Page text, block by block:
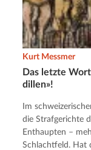
Das letzte
dillen»!
Kurt Messmer
Im
die Strafgerichte
Enthaupten –
Schlachtfeld. Hat